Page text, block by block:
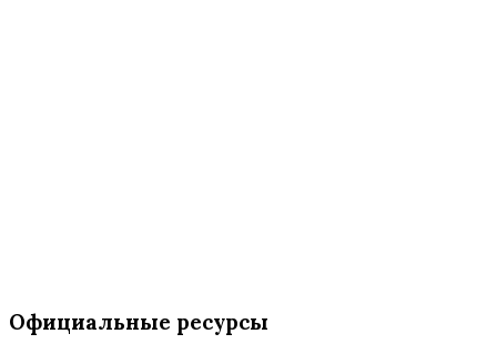
Официальные ресурсы